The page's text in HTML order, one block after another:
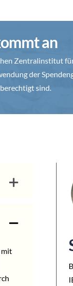
an
Zentralinstitut
der
sind.
mit